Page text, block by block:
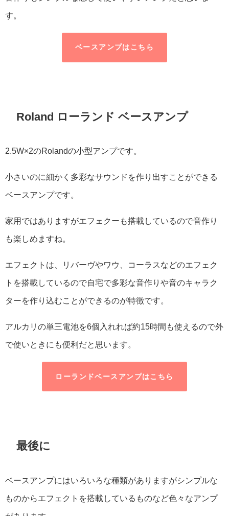
す。
ベースアンプはこちら
Roland ローランド ベースアンプ
2.5W×2のRolandの小型アンプです。
小さいのに細かく多彩なサウンドを作り出すことができる
ベースアンプです。
家用ではありますがエフェクーも搭載しているので音作り
も楽しめますね。
エフェクトは、リバーヴやワウ、コーラスなどのエフェク
トを搭載しているので自宅で多彩な音作りや音のキャラク
ターを作り込むことができるのが特徴です。
アルカリの単三電池を6個入れれば約15時間も使えるので外
で使いときにも便利だと思います。
ローランドベースアンプはこちら
最後に
ベースアンプにはいろいろな種類がありますがシンプルな
ものからエフェクトを搭載しているものなど色々なアンプ